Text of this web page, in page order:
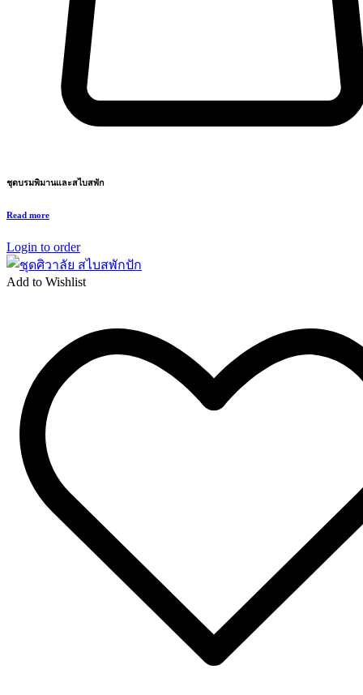
ชุดบรมพิมานและสไบสพัก
Read more
Login to order
Add to Wishlist